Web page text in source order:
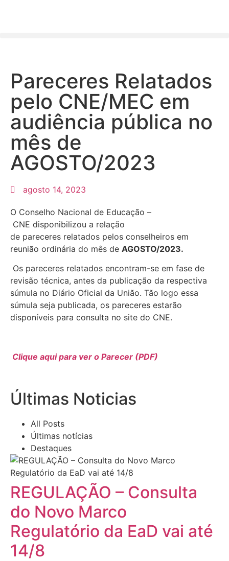
Pareceres Relatados
pelo CNE/MEC em
audiência pública no
mês de
AGOSTO/2023
agosto 14, 2023
O Conselho Nacional de Educação –
CNE disponibilizou a relação
de pareceres relatados pelos conselheiros em
reunião ordinária do mês de AGOSTO/2023.
Os pareceres relatados encontram-se em fase de
revisão técnica, antes da publicação da respectiva
súmula no Diário Oficial da União. Tão logo essa
súmula seja publicada, os pareceres estarão
disponíveis para consulta no site do CNE.
Clique aqui para ver o Parecer (PDF)
Últimas Noticias
All Posts
Últimas notícias
Destaques
REGULAÇÃO – Consulta
do Novo Marco
Regulatório da EaD vai até
14/8